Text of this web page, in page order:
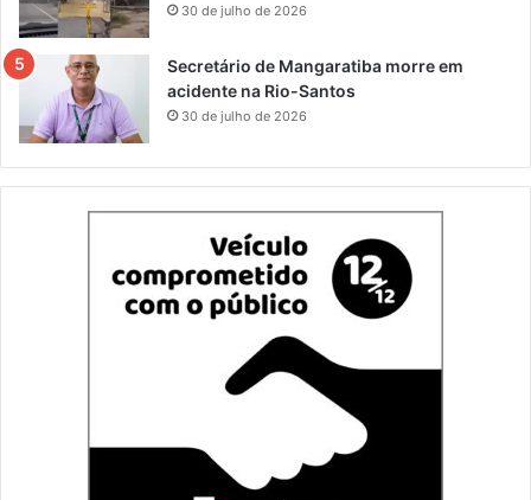
30 de julho de 2026
Secretário de Mangaratiba morre em
acidente na Rio-Santos
30 de julho de 2026